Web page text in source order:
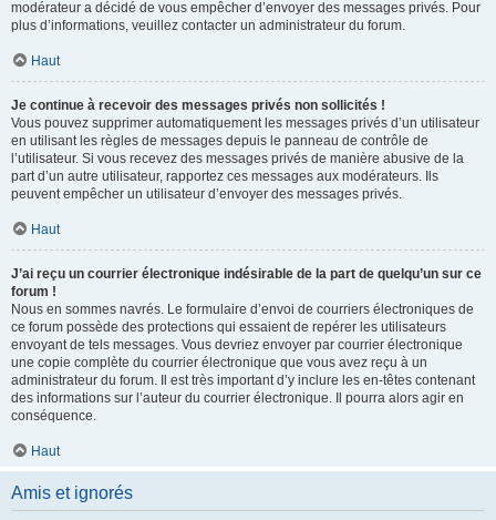
modérateur a décidé de vous empêcher d’envoyer des messages privés. Pour
plus d’informations, veuillez contacter un administrateur du forum.
Haut
Je continue à recevoir des messages privés non sollicités !
Vous pouvez supprimer automatiquement les messages privés d’un utilisateur
en utilisant les règles de messages depuis le panneau de contrôle de
l’utilisateur. Si vous recevez des messages privés de manière abusive de la
part d’un autre utilisateur, rapportez ces messages aux modérateurs. Ils
peuvent empêcher un utilisateur d’envoyer des messages privés.
Haut
J’ai reçu un courrier électronique indésirable de la part de quelqu’un sur ce
forum !
Nous en sommes navrés. Le formulaire d’envoi de courriers électroniques de
ce forum possède des protections qui essaient de repérer les utilisateurs
envoyant de tels messages. Vous devriez envoyer par courrier électronique
une copie complète du courrier électronique que vous avez reçu à un
administrateur du forum. Il est très important d’y inclure les en-têtes contenant
des informations sur l’auteur du courrier électronique. Il pourra alors agir en
conséquence.
Haut
Amis et ignorés